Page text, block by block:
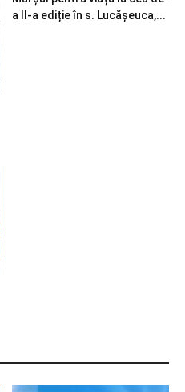
a II-a ediție în s. Lucășeuca,...